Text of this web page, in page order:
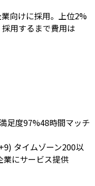
向けに採用。上位2%
用するまで費用は
足度97%48時間マッチ
タイムゾーン200以
業にサービス提供